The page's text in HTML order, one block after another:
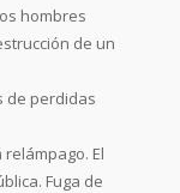
hombres
de un
de perdidas
El
Fuga de